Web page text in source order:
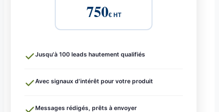
750€ HT
Jusqu'à 100 leads hautement qualifiés
Avec signaux d'intérêt pour votre produit
Messages rédigés, prêts à envoyer